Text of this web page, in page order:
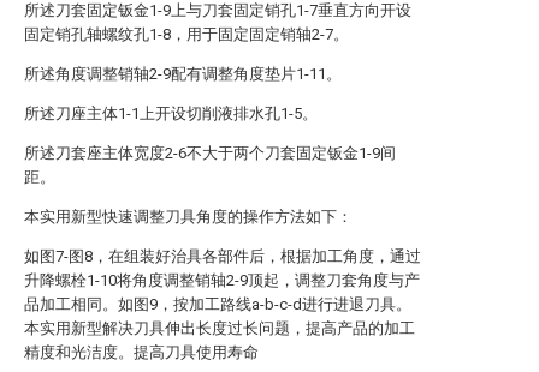
所述刀套固定钣金1-9上与刀套固定销孔1-7垂直方向开设
固定销孔轴螺纹孔1-8，用于固定固定销轴2-7。
所述角度调整销轴2-9配有调整角度垫片1-11。
所述刀座主体1-1上开设切削液排水孔1-5。
所述刀套座主体宽度2-6不大于两个刀套固定钣金1-9间
距。
本实用新型快速调整刀具角度的操作方法如下：
如图7-图8，在组装好治具各部件后，根据加工角度，通过
升降螺栓1-10将角度调整销轴2-9顶起，调整刀套角度与产
品加工相同。如图9，按加工路线a-b-c-d进行进退刀具。
本实用新型解决刀具伸出长度过长问题，提高产品的加工
精度和光洁度。提高刀具使用寿命